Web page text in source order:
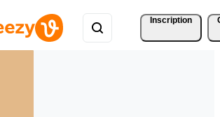
Inscription